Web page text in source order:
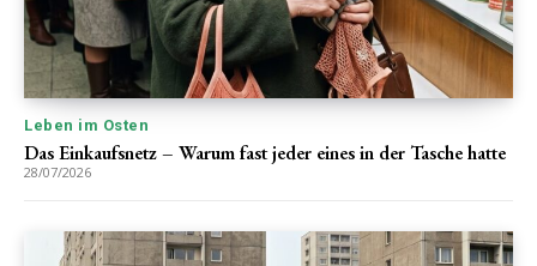
Leben im Osten
Das Einkaufsnetz – Warum fast jeder eines in der Tasche hatte
28/07/2026